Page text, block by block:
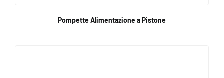
Pompette Alimentazione a Pistone